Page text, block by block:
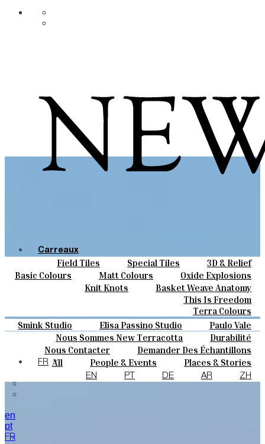
Carreaux
Field Tiles Special Tiles
3D & Relief
Hand Painted
Bold Pattern
Parquet Bisque
Natural Cotto
Elisa Passino
Smink
Paulo Vale
Couleurs
Basic Colours Matt Colours
Oxide Explosions
Special Firing
Vintage Metallics
Dry Colours
Terra Colours
Céramique
Knit Knots
Basket Weave Anatomy
This Is Freedom
Sur Mesure
Smink Studio Elisa Passino Studio Paulo Vale
À Propos
Nous Sommes New Terracotta
Durabilité
Le Studio
Contacts
Nous Contacter
Demander Des Échantillons
Comment Acheter
Catalogues Et Spécifications Techniques
FAQ
Journal
All People & Events
Places & Stories
Materials & Sustainability
Inspiration & Culture
FR
EN PT DE AR ZH
en
pt
FR